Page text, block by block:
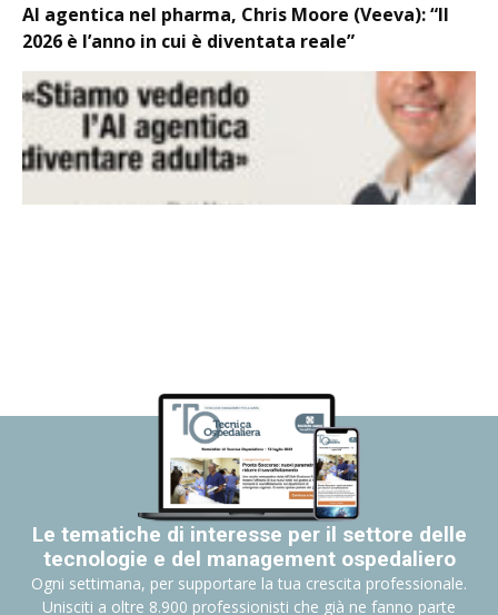
AI agentica nel pharma, Chris Moore (Veeva): “Il
2026 è l’anno in cui è diventata reale”
Le tematiche di interesse per il settore delle
tecnologie e del management ospedaliero
Ogni settimana, per supportare la tua crescita professionale.
Unisciti a oltre 8.900 professionisti che già ne fanno parte